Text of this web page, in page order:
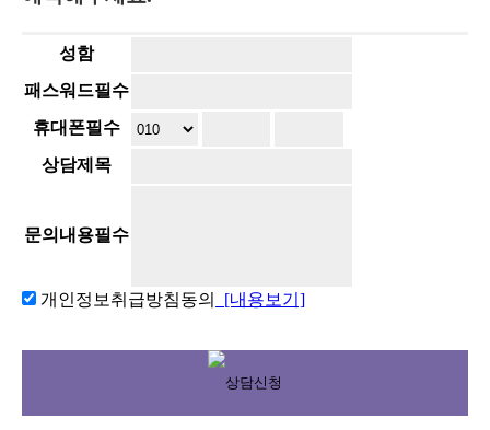
성함
패스워드필수
휴대폰필수
상담제목
문의내용필수
개인정보취급방침동의 [내용보기]